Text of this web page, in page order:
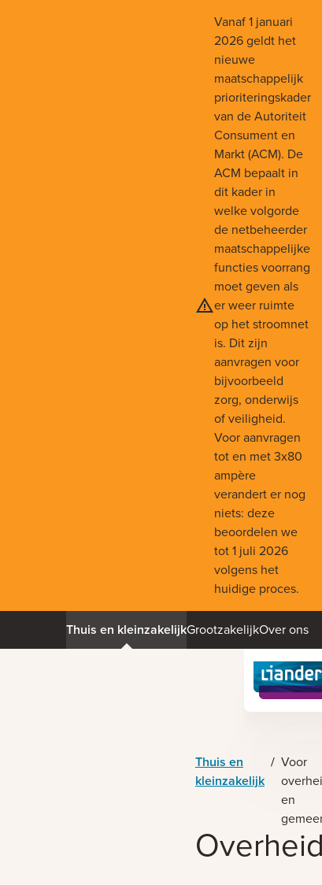
Vanaf 1 januari
2026 geldt het
nieuwe
maatschappelijk
prioriteringskader
van de Autoriteit
Consument en
Markt (ACM). De
ACM bepaalt in
dit kader in
welke volgorde
de netbeheerder
maatschappelijke
functies voorrang
moet geven als
er weer ruimte
op het stroomnet
is. Dit zijn
aanvragen voor
bijvoorbeeld
zorg, onderwijs
of veiligheid.
Voor aanvragen
tot en met 3x80
ampère
verandert er nog
niets: deze
beoordelen we
tot 1 juli 2026
volgens het
huidige proces.
Thuis en kleinzakelijkGrootzakelijkOver ons
Thuis en
kleinzakelijk
/ Voor
en